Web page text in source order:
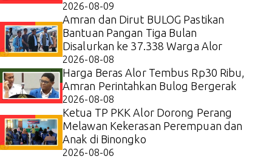
2026-08-09
Amran dan Dirut BULOG Pastikan
Bantuan Pangan Tiga Bulan
Disalurkan ke 37.338 Warga Alor
2026-08-08
Harga Beras Alor Tembus Rp30 Ribu,
Amran Perintahkan Bulog Bergerak
2026-08-08
Ketua TP PKK Alor Dorong Perang
Melawan Kekerasan Perempuan dan
Anak di Binongko
2026-08-06